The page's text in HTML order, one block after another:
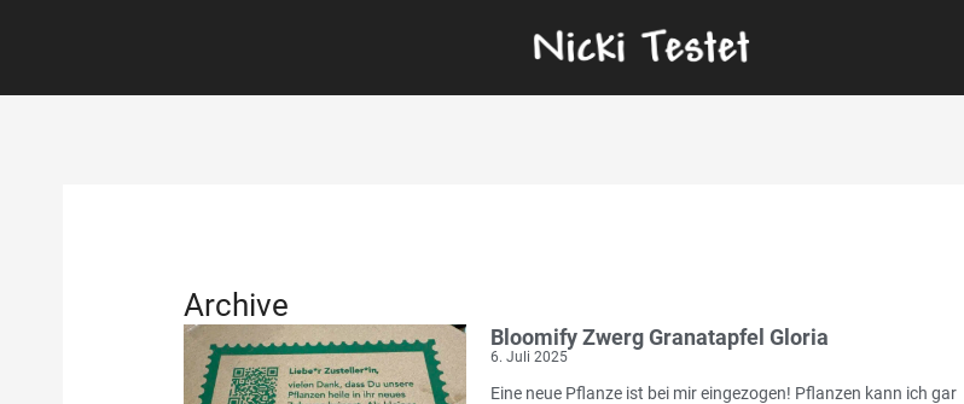
Archive
Bloomify Zwerg Granatapfel Gloria
6. Juli 2025
Eine neue Pflanze ist bei mir eingezogen! Pflanzen kann ich gar